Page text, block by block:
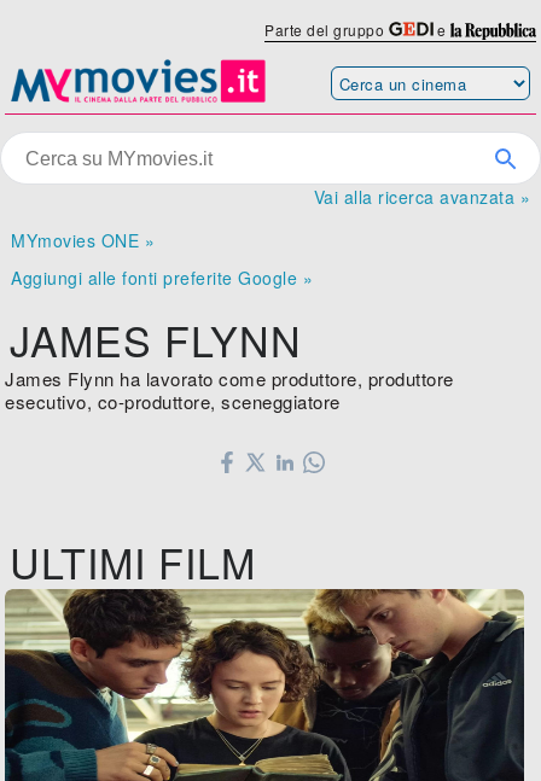
Parte del gruppo e
Vai alla ricerca avanzata »
MYmovies ONE »
Aggiungi alle fonti preferite Google »
JAMES FLYNN
James Flynn ha lavorato come produttore, produttore
esecutivo, co-produttore, sceneggiatore
ULTIMI FILM